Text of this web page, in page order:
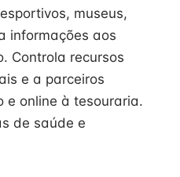
museus,
informações aos
Controla recursos
e a parceiros
e online à tesouraria.
de saúde e